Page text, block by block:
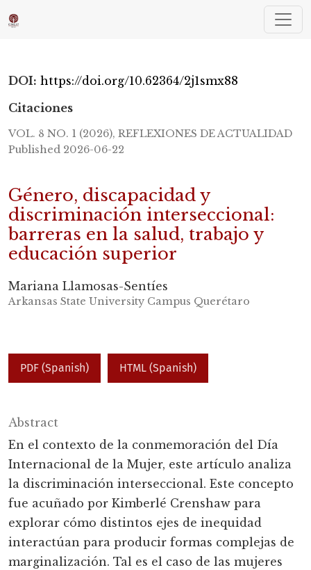
Género, discapacidad y discriminación
VOL. 8 NO. 1 (2026), REFLEXIONES DE ACTUALIDAD
Género, discapacidad y
discriminación interseccional:
barreras en la salud, trabajo y
educación superior
DOI: https://doi.org/10.62364/2j1smx88
Citaciones
Published 2026-06-22
Mariana Llamosas-Sentíes
Arkansas State University Campus Querétaro
PDF (Spanish) HTML (Spanish)
Abstract
En el contexto de la conmemoración del Día
Internacional de la Mujer, este artículo analiza
la discriminación interseccional. Este concepto
fue acuñado por Kimberlé Crenshaw para
explorar cómo distintos ejes de inequidad
interactúan para producir formas complejas de
marginalización. Tal es el caso de las mujeres